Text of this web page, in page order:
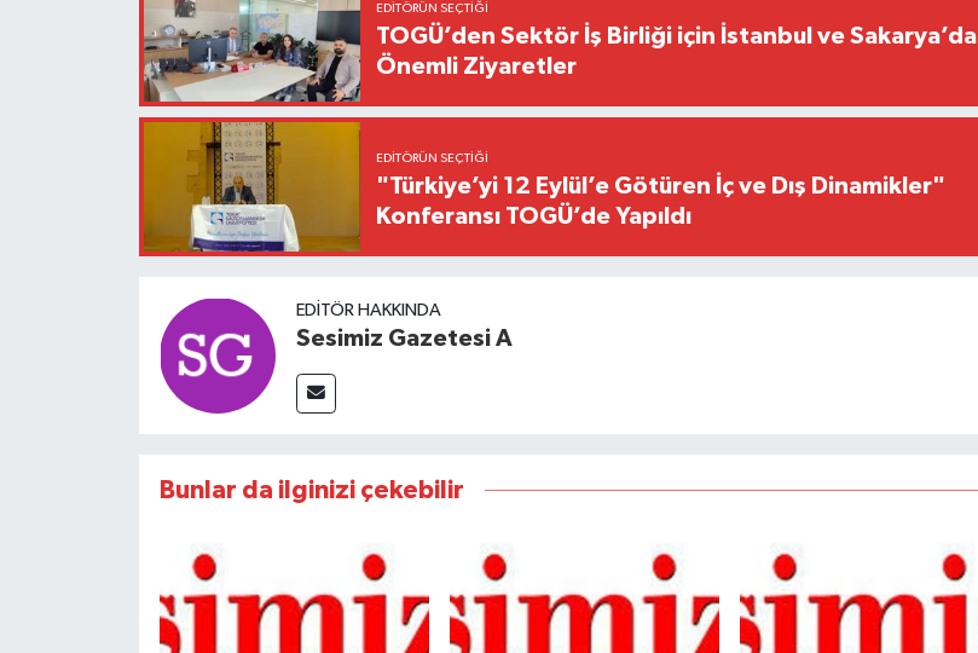
EDITÖRÜN SEÇTIĞI
TOGÜ’den Sektör İş Birliği için İstanbul ve Sakarya’da
Önemli Ziyaretler
EDITÖRÜN SEÇTIĞI
"Türkiye’yi 12 Eylül’e Götüren İç ve Dış Dinamikler"
Konferansı TOGÜ’de Yapıldı
EDITÖR HAKKINDA
Sesimiz Gazetesi A
Bunlar da ilginizi çekebilir